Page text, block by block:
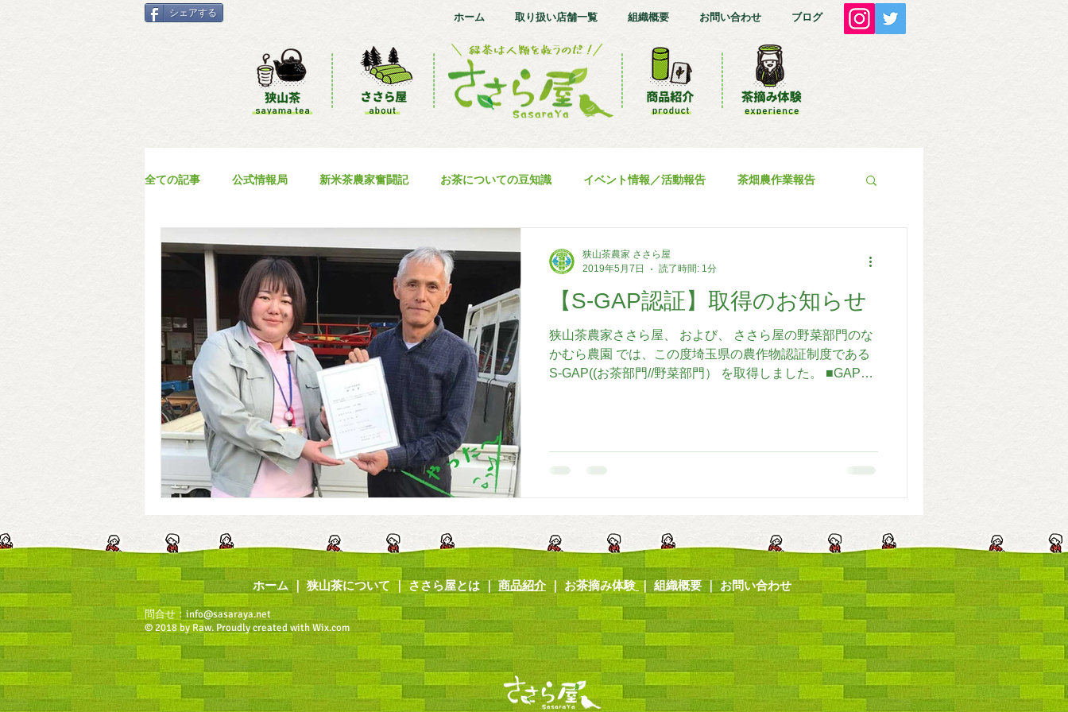
シェアする ホーム 取り扱い店舗一覧 組織概要 お問い合わせ ブログ
全ての記事 公式情報局 新米茶農家奮闘記 お茶についての豆知識 イベント情報／活動報告 茶畑農作業報告
その他 キャンペーン情報
【S-GAP認証】取得のお知らせ
狭山茶農家ささら屋、 および、 ささら屋の野菜部門のな
かむら農園 では、この度埼玉県の農作物認証制度である
S-GAP((お茶部門//野菜部門） を取得しました。 ■GAP認
狭山茶農家 ささら屋
2019年5月7日
読了時間: 1分
ホーム｜狭山茶について ｜ささら屋とは ｜商品紹介｜ お茶摘み体験 ｜ 組織概要 ｜お問い合わせ
問合せ：info@sasaraya.net
© 2018 by Raw. Proudly created with Wix.com